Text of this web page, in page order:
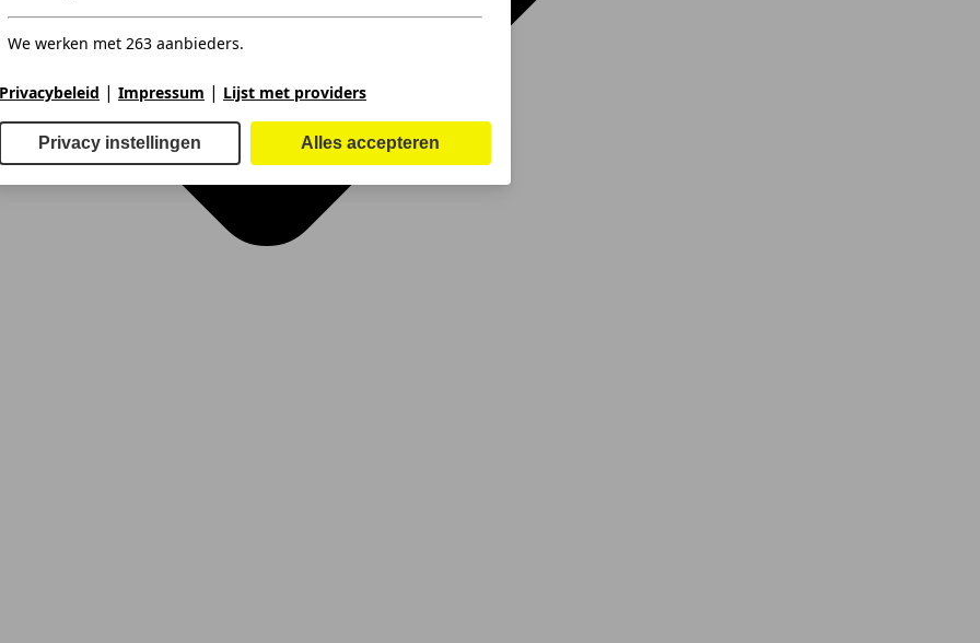
We werken met 263 aanbieders.
Privacybeleid | Impressum | Lijst met providers
Privacy instellingen Alles accepteren